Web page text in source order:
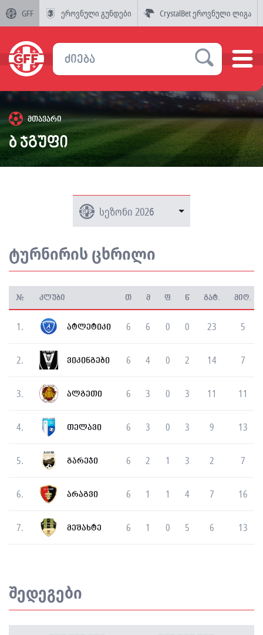
GFF ეროვნული გუნდები CrystalBet ეროვნული ლიგა
მთავარი
ბ ჯგუფი
ტურნირის ცხრილი
# კლუბი თ მ ფ წ გატ. მიღ.
1. ატლეტიკი 6 6 0 0 23 5
2. ვიკინგები 6 4 0 2 14 7
3. ალგეთი 6 3 0 3 11 11
4. თელავი 6 3 0 3 9 13
5. გარეჯი 6 2 1 3 2 7
6. არაგვი 6 1 1 4 7 16
7. მეშახტე 6 1 0 5 6 13
შედეგები